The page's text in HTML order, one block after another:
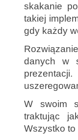
skakanie
takiej
gdy każdy
danych w
W swoim
traktując
Wszystko